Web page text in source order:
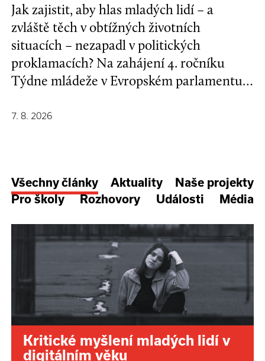
Jak zajistit, aby hlas mladých lidí – a
zvláště těch v obtížných životních
situacích – nezapadl v politických
proklamacích? Na zahájení 4. ročníku
Týdne mládeže v Evropském parlamentu v
stakeholdeři zapojili do formulování nové
7. 8. 2026
Všechny články Aktuality
Naše projekty
Pro školy
Rozhovory Události Média
Kritické myšlení mladých lidí v
digitálním věku